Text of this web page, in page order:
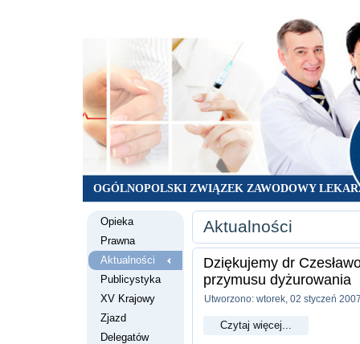
OGÓLNOPOLSKI ZWIĄZEK ZAWODOWY
Opieka
Prawna
Aktualności
Publicystyka
XV Krajowy
Zjazd
Delegatów
Aktualności
Dziękujemy dr
przymusu dyżurowania
Utworzono: wtorek, 02 styczeń
Czytaj więcej...